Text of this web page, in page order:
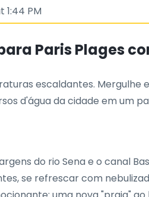
1:44 PM
Paris Plages
escaldantes. Mergulhe
d'água da cidade em um
do rio Sena e o canal
se refrescar com